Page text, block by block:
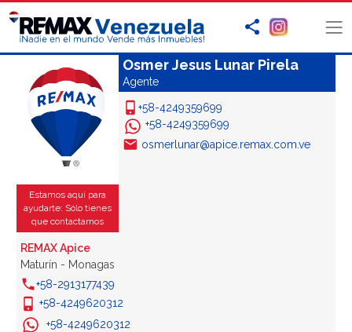
Estamos aquí para
ayudarte: Sólo tienes
que contactarnos
Osmer Jesus Lunar Pirela
Agente
+58-4249359699
+58-4249359699
osmerlunar@apice.remax.com.ve
REMAX Apice
Maturín - Monagas
+58-2913177439
+58-4249620312
+58-4249620312